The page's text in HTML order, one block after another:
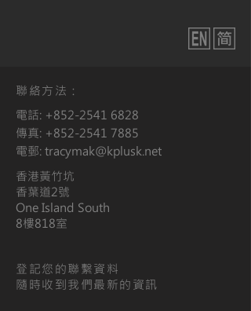
聯絡方法：
電話: +852-2541 6828
傳真: +852-2541 7885
電郵: tracymak@kplusk.net
香港黃竹坑
香葉道2號
One Island South
​8樓818室
​登記您的聯繫資料
隨時收到我們最新的資訊